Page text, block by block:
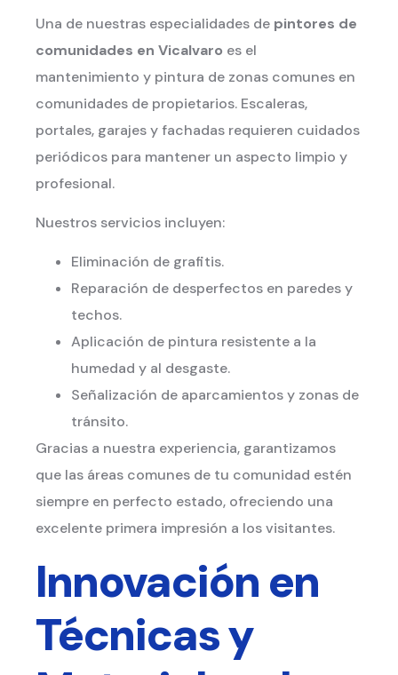
Una de nuestras especialidades de pintores de
comunidades en Vicalvaro es el
mantenimiento y pintura de zonas comunes en
comunidades de propietarios. Escaleras,
portales, garajes y fachadas requieren cuidados
periódicos para mantener un aspecto limpio y
profesional.
Nuestros servicios incluyen:
Eliminación de grafitis.
Reparación de desperfectos en paredes y
techos.
Aplicación de pintura resistente a la
humedad y al desgaste.
Señalización de aparcamientos y zonas de
tránsito.
Gracias a nuestra experiencia, garantizamos
que las áreas comunes de tu comunidad estén
siempre en perfecto estado, ofreciendo una
excelente primera impresión a los visitantes.
Innovación en
Técnicas y